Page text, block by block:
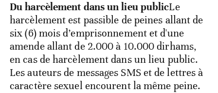
Du harcèlement dans un lieu publicLe
harcèlement est passible de peines allant de
six (6) mois d’emprisonnement et d'une
amende allant de 2.000 à 10.000 dirhams,
en cas de harcèlement dans un lieu public.
Les auteurs de messages SMS et de lettres à
caractère sexuel encourent la même peine.